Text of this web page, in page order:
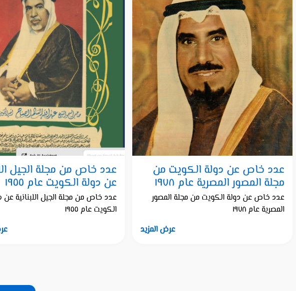
عدد خاص عن دولة الكويت من
مجلة المصور المصرية عام ١٩٧٨
عدد خاص عن دولة الكويت من مجلة المصور
المصرية عام ١٩٧٨
عرض المزيد
عدد خاص من مجلة الجيل
عن دولة الكويت عام ١٩٥٥
عدد خاص من مجلة الجيل اللبنانية عن
الكويت عام ١٩٥٥